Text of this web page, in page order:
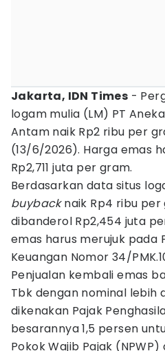
Jakarta, IDN Times -
logam mulia (LM) PT
Antam naik Rp2 ribu per
(13/6/2026). Harga emas
Rp2,711 juta per gram.
Berdasarkan data situs
buybacknaik Rp4 ribu
dibanderol Rp2,454 juta
emas harus merujuk pada
Keuangan Nomor 34/
Penjualan kembali emas
Tbk dengan nominal lebih
dikenakan Pajak
besarannya 1,5 persen
Pokok Wajib Pajak